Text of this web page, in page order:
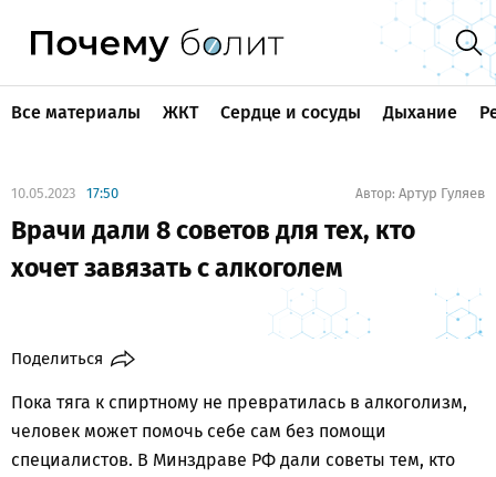
Все материалы ЖКТ Сердце и сосуды Дыхание
10.05.2023 17:50 Автор: Артур Гуляев
Врачи дали 8 советов для тех, кто
хочет завязать с алкоголем
Поделиться
Пока тяга к спиртному не превратилась в алкоголизм,
человек может помочь себе сам без помощи
специалистов. В Минздраве РФ дали советы тем, кто